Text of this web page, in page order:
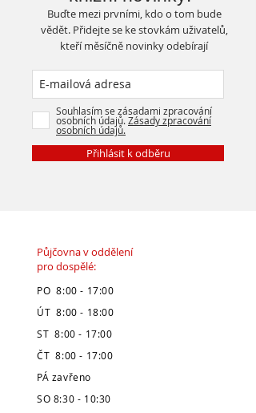
Buďte mezi prvními, kdo o tom bude
vědět. Přidejte se ke stovkám uživatelů,
kteří měsíčně novinky odebírají
Souhlasím se zásadami zpracování
osobních údajů.Zásady zpracování
osobních údajů.
Přihlásit k odběru
Půjčovna v oddělení
pro dospělé:
PO 8:00 - 17:00
ÚT 8:00 - 18:00
ST 8:00 - 17:00
ČT 8:00 - 17:00
PÁ zavřeno
SO 8:30 - 10:30